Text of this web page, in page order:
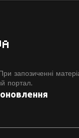
запозиченні
портал.